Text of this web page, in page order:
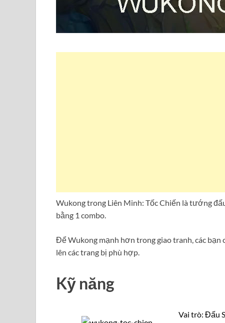
Wukong trong Liên Minh: Tốc Chiến là tướng
bằng 1 combo.
Để Wukong mạnh hơn trong giao tranh, các bạn
lên các trang bị phù hợp.
Kỹ năng
Vai trò: Đấu